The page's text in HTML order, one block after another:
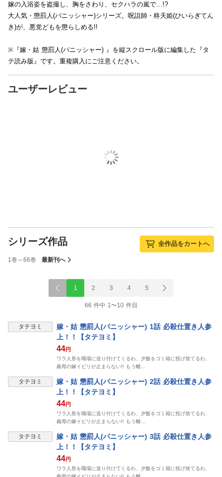
嫁の入浴姿を盗撮し、胸をさわり、セクハラの嵐で…!?
大人気・懲罰人(パニッシャー)シリーズ。呪詛師・柊天姫(ひいらぎてん
き)が、悪党どもを懲らしめる!!
※『嫁・姑 懲罰人(パニッシャー) 』を縦スクロール版に編集した『タ
テ読み版』です。重複購入にご注意ください。
ユーザーレビュー
シリーズ作品 全作品をカートへ
1巻～66巻 最新刊へ
1 2 3 4 5
66 件中 1〜10 件目
表示制限中
タテヨミ
嫁・姑 懲罰人(パニッシャー) 1話 必殺仕置き人参
上！！【タテヨミ】
44円
ワラ人形を職場に送り付けてくるわ、夕飯をゴミ箱に投げ捨てるわ、
義母の嫁イビリが止まらない!! もう離…
表示制限中
タテヨミ
嫁・姑 懲罰人(パニッシャー) 2話 必殺仕置き人参
上！！【タテヨミ】
44円
ワラ人形を職場に送り付けてくるわ、夕飯をゴミ箱に投げ捨てるわ、
義母の嫁イビリが止まらない!! もう離…
表示制限中
タテヨミ
嫁・姑 懲罰人(パニッシャー) 3話 必殺仕置き人参
上！！【タテヨミ】
44円
ワラ人形を職場に送り付けてくるわ、夕飯をゴミ箱に投げ捨てるわ、